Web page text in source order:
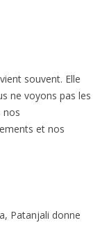
souvent. Elle
ne voyons pas les
nos
et nos
Patanjali donne